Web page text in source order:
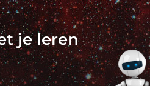
je leren